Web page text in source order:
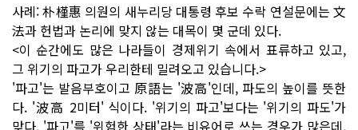
사례: 朴槿惠 의원의 새누리당 대통령 후보 수락 연설문에는 文
法과 헌법과 논리에 맞지 않는 대목이 몇 군데 있다.
<이 순간에도 많은 나라들이 경제위기 속에서 표류하고 있고,
그 위기의 파고가 우리한테 밀려오고 있습니다.>
'파고'는 발음부호이고 原語는 '波高'인데, 파도의 높이를 뜻한
다. '波高 2미터' 식이다. '위기의 파고'보다는 '위기의 파도'가
맞다. '파고'를 '위험한 상태'라는 비유어로 쓰는 경우가 많은데,